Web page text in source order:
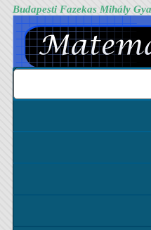
Budapesti Fazekas Mihály